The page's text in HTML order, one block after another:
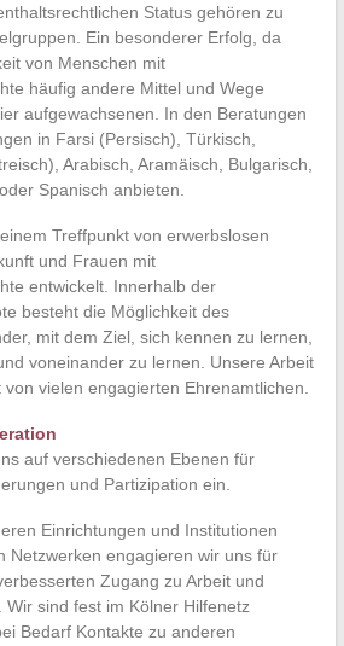
Status gehören zu
Ein besonderer Erfolg, da
von Menschen mit
häufig andere Mittel und Wege
aufgewachsenen. In den Beratungen
in Farsi (Persisch), Türkisch,
Arabisch, Aramäisch, Bulgarisch,
Spanisch anbieten.
Treffpunkt von erwerbslosen
und Frauen mit
entwickelt. Innerhalb der
besteht die Möglichkeit des
mit dem Ziel, sich kennen zu lernen,
voneinander zu lernen. Unsere Arbeit
vielen engagierten Ehrenamtlichen.
auf verschiedenen Ebenen für
und Partizipation ein.
Einrichtungen und Institutionen
Netzwerken engagieren wir uns für
Zugang zu Arbeit und
sind fest im Kölner Hilfenetz
Bedarf Kontakte zu anderen